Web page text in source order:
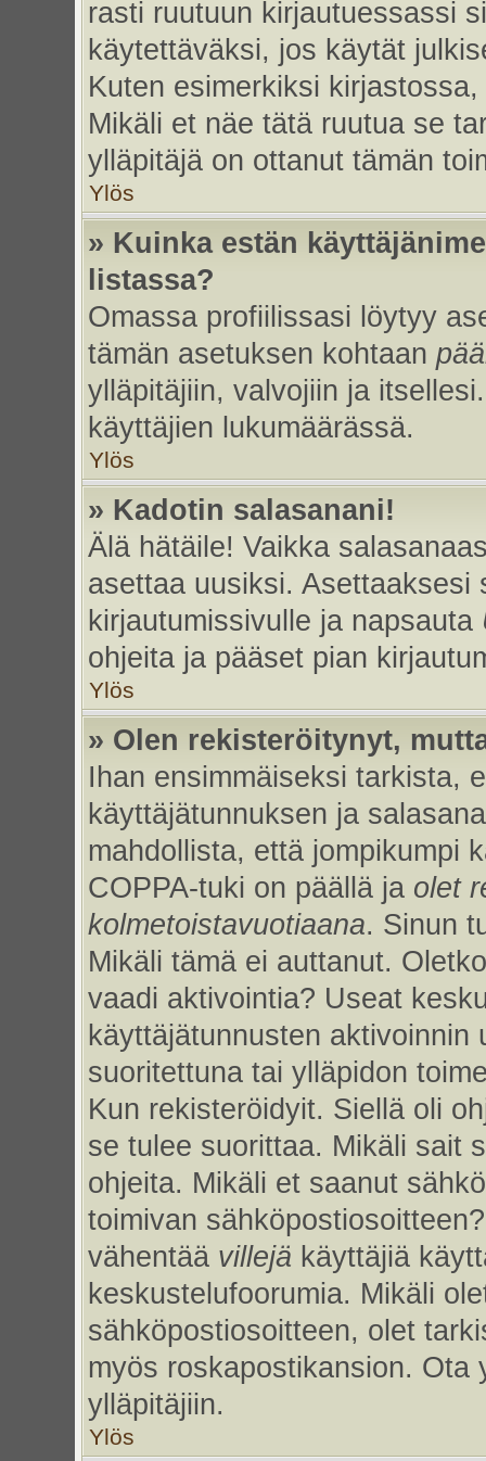
rasti ruutuun kirjautuessassi
käytettäväksi, jos käytät
Kuten esimerkiksi
Mikäli et näe tätä ruutua se
ylläpitäjä on ottanut tämän
Ylös
» Kuinka estän
listassa?
Omassa profiilissasi löytyy
tämän asetuksen kohtaan
ylläpitäjiin, valvojiin ja
käyttäjien lukumäärässä.
Ylös
» Kadotin salasanani!
Älä hätäile! Vaikka
asettaa uusiksi. Asettaaksesi
kirjautumissivulle ja napsauta
ohjeita ja pääset pian
Ylös
» Olen rekisteröitynyt,
Ihan ensimmäiseksi tarkista,
käyttäjätunnuksen ja
mahdollista, että jompikumpi
COPPA-tuki on päällä ja olet
kolmetoistavuotiaana. Sinun
Mikäli tämä ei auttanut.
vaadi aktivointia? Useat
käyttäjätunnusten
suoritettuna tai ylläpidon
Kun rekisteröidyit. Siellä oli
se tulee suorittaa. Mikäli sait
ohjeita. Mikäli et saanut
toimivan
vähentää villejä käyttäjiä
keskustelufoorumia. Mikäli
sähköpostiosoitteen, olet
myös roskapostikansion. Ota
ylläpitäjiin.
Ylös